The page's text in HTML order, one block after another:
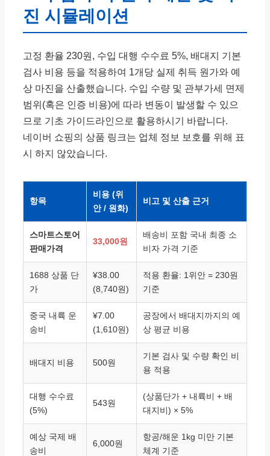
진 시뮬레이션
고정 환율 230원, 수입 대행 수수료 5%, 배대지 기본
검사 비용 등을 적용하여 1개당 실제 취득 원가와 예
상 마진을 산출했습니다. 수입 수량 및 관부가세 면제
범위(혹은 인증 비용)에 따라 변동이 발생할 수 있으
므로 기초 가이드라인으로 활용하시기 바랍니다.
네이버 쇼핑의 상품 링크는 업체 정보 보호를 위해 표
시 하지 않았습니다.
항목
비용 (위
안 / 원화)
비고 및 산출 근거
스마트스토어
판매가격
33,000원
배송비 포함 국내 최종 소
비자 가격 기준
1688 상품 단
가
¥38.00
(8,740원)
적용 환율: 1위안 = 230원
기준
중국 내륙 운
송비
¥7.00
(1,610원)
공장에서 배대지까지의 예
상 평균 비용
배대지 비용 500원
기본 검사 및 수량 확인 비
용 적용
대행 수수료
(5%)
543원
(상품단가 + 내륙비 + 배
대지비) × 5%
예상 국제 배
송비
6,000원
항공/해운 1kg 미만 기본
체계 기준